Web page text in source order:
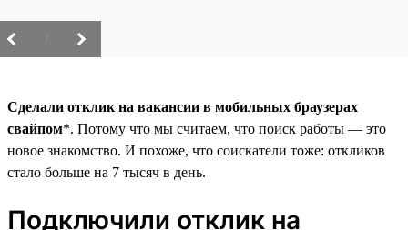
Сделали отклик на вакансии в мобильных браузерах
свайпом*. Потому что мы считаем, что поиск работы — это
новое знакомство. И похоже, что соискатели тоже: откликов
стало больше на 7 тысяч в день.
Подключили отклик на